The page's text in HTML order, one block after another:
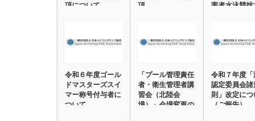
項について
項
害者水泳競技
令和６年度ゴール
ドマスターズスイ
マー称号付与者に
ついて
「プール管理責任
者・衛生管理者講
習会（北陸会
場）」会場変更の
令和７年度「
認定委員会諸
則」改定につ
（ご報告）